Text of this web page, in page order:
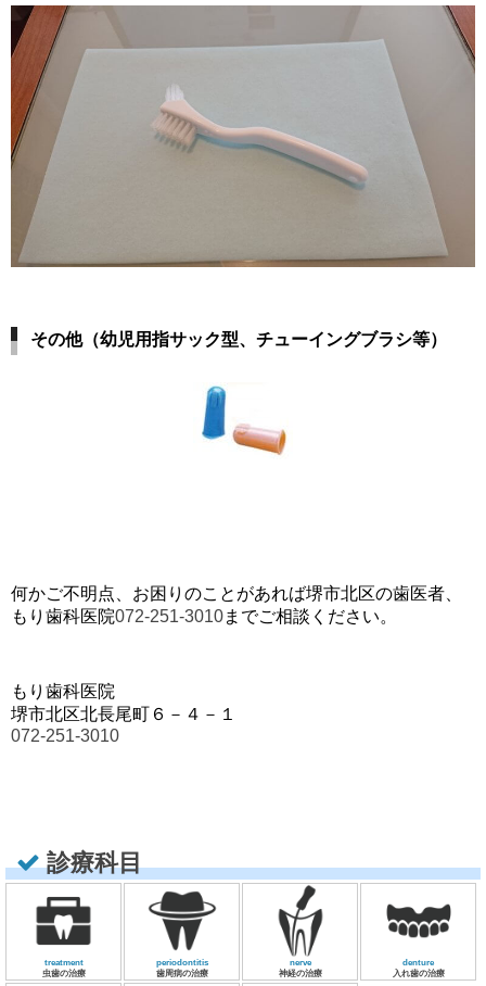
その他（幼児用指サック型、チューイングブラシ等）
何かご不明点、お困りのことがあれば堺市北区の歯医者、
もり歯科医院072-251-3010までご相談ください。
もり歯科医院
堺市北区北長尾町６－４－１
072-251-3010
診療科目
treatment
虫歯の治療
periodontitis
歯周病の治療
nerve
神経の治療
denture
入れ歯の治療